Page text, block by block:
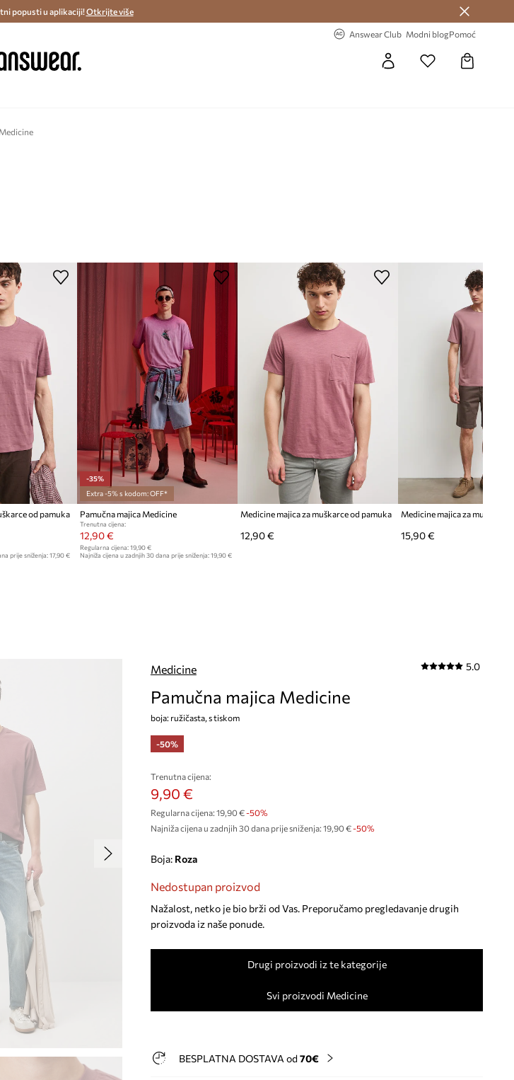
Dostava u roku 48 sati >
popusti u aplikaciji!Otkrijte više
Answear Club Modni blogPomoć
od pamuka
prije sniženja: 17,90 €
-35%
Extra -5% s kodom: OFF*
Pamučna majica Medicine
Trenutna cijena:
12,90 €
Regularna cijena: 19,90 €
Najniža cijena u zadnjih 30 dana prije sniženja: 19,90 €
Medicine majica za muškarce od pamuka
12,90 € 15,90 €
Medicine 5.0
Pamučna majica Medicine
boja: ružičasta, s tiskom
-50%
Trenutna cijena:
9,90 €
Regularna cijena: 19,90 €-50%
Najniža cijena u zadnjih 30 dana prije sniženja: 19,90 € -50%
Boja: roza
Nedostupan proizvod
Nažalost, netko je bio brži od Vas. Preporučamo pregledavanje drugih
proizvoda iz naše ponude.
Drugi proizvodi iz te kategorije
Svi proizvodi Medicine
BESPLATNA DOSTAVA od 70€